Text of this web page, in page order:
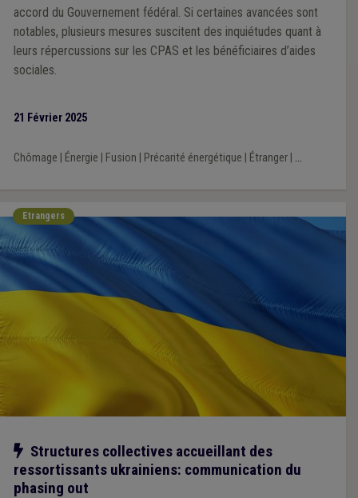
accord du Gouvernement fédéral. Si certaines avancées sont
notables, plusieurs mesures suscitent des inquiétudes quant à
leurs répercussions sur les CPAS et les bénéficiaires d’aides
sociales.
21 Février 2025
Chômage Énergie Fusion Précarité énergétique Étranger| ...
Etrangers
Notre action
Structures collectives accueillant des
ressortissants ukrainiens: communication du
phasing out